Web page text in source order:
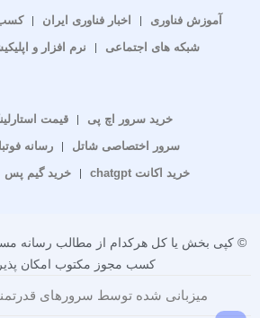
آموزش فناوری اخبار فناوری ایران کسب
شبکه های اجتماعی
نرم افزار و
خرید سرور اچ پی
قیمت
سرور اختصاصی شاتل
رسانه
خرید اکانت chatgpt
خرید گیم پس
© کپی بخش یا کل هرکدام از مطالب رسانه
کسب مجوز مکتوب امکان
میزبانی شده توسط سرورهای